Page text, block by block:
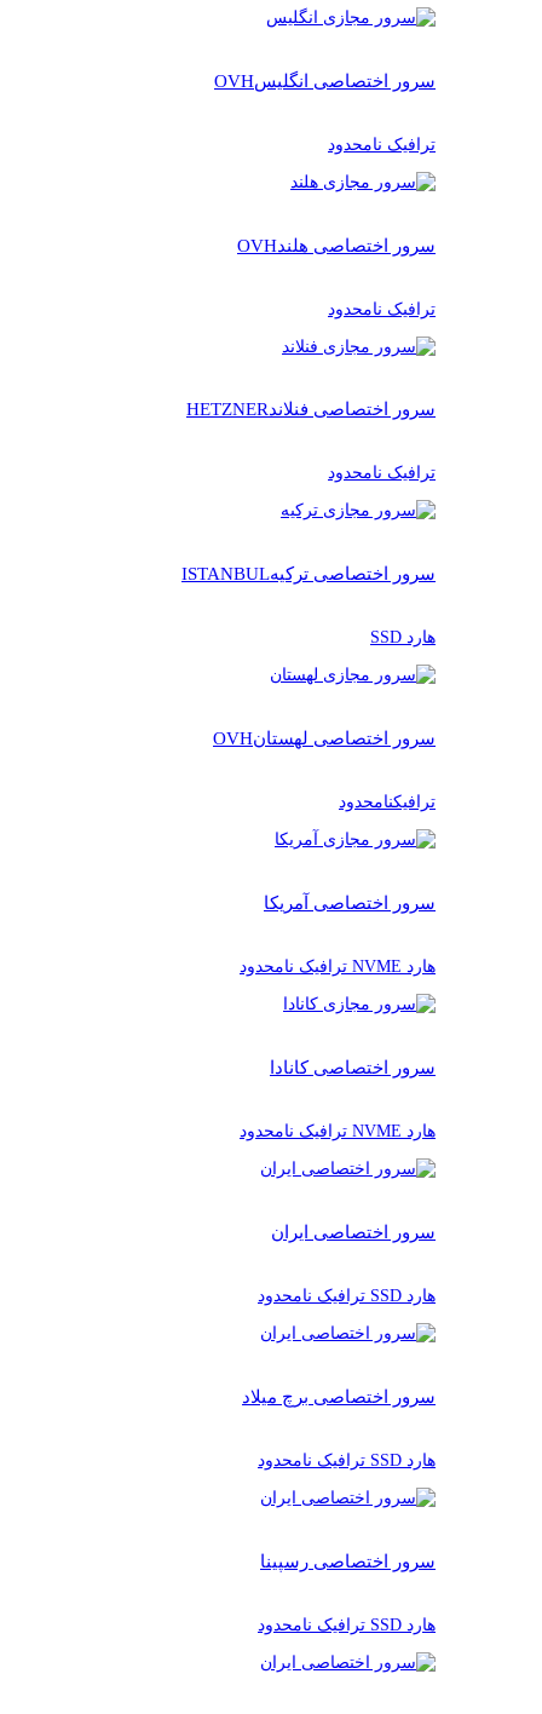
سرور اختصاصی انگلیسOVH
ترافیک نامحدود
سرور اختصاصی هلندOVH
ترافیک نامحدود
سرور اختصاصی فنلاندHETZNER
ترافیک نامحدود
سرور اختصاصی ترکیهISTANBUL
هارد SSD
سرور اختصاصی لهستانOVH
ترافیکنامحدود
سرور اختصاصی آمریکا
هارد NVME ترافیک نامحدود
سرور اختصاصی کانادا
هارد NVME ترافیک نامحدود
سرور اختصاصی ایران
هارد SSD ترافیک نامحدود
سرور اختصاصی برچ میلاد
هارد SSD ترافیک نامحدود
سرور اختصاصی رسپینا
هارد SSD ترافیک نامحدود